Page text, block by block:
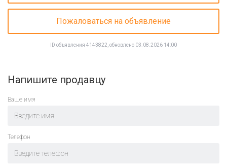
Пожаловаться на объявление
ID объявления 4143822, обновлено 03.08.2026 14:00
Напишите продавцу
Ваше имя
Телефон